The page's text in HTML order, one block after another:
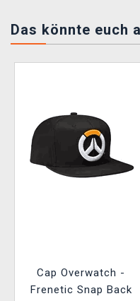
Das könnte euch
Cap Overwatch -
Frenetic Snap Back